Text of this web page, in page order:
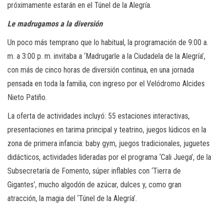
próximamente estarán en el Túnel de la Alegría.
Le madrugamos a la diversión
Un poco más temprano que lo habitual, la programación de 9:00 a.
m. a 3:00 p. m. invitaba a ‘Madrugarle a la Ciudadela de la Alegría’,
con más de cinco horas de diversión continua, en una jornada
pensada en toda la familia, con ingreso por el Velódromo Alcides
Nieto Patiño.
La oferta de actividades incluyó: 55 estaciones interactivas,
presentaciones en tarima principal y teatrino, juegos lúdicos en la
zona de primera infancia: baby gym, juegos tradicionales, juguetes
didácticos, actividades lideradas por el programa ‘Cali Juega’, de la
Subsecretaría de Fomento, súper inflables con ‘Tierra de
Gigantes’, mucho algodón de azúcar, dulces y, como gran
atracción, la magia del ‘Túnel de la Alegría’.